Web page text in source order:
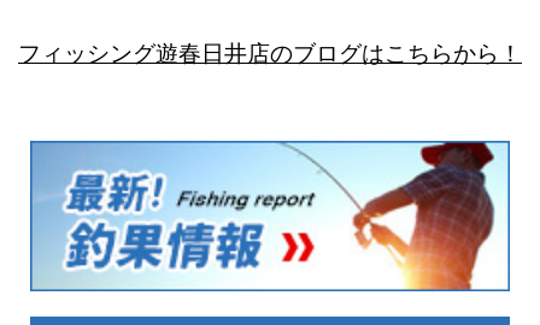
フィッシング遊春日井店のブログはこちらから！